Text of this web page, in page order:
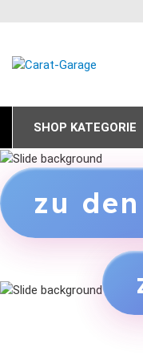
SHOP KATEGORIE
zu